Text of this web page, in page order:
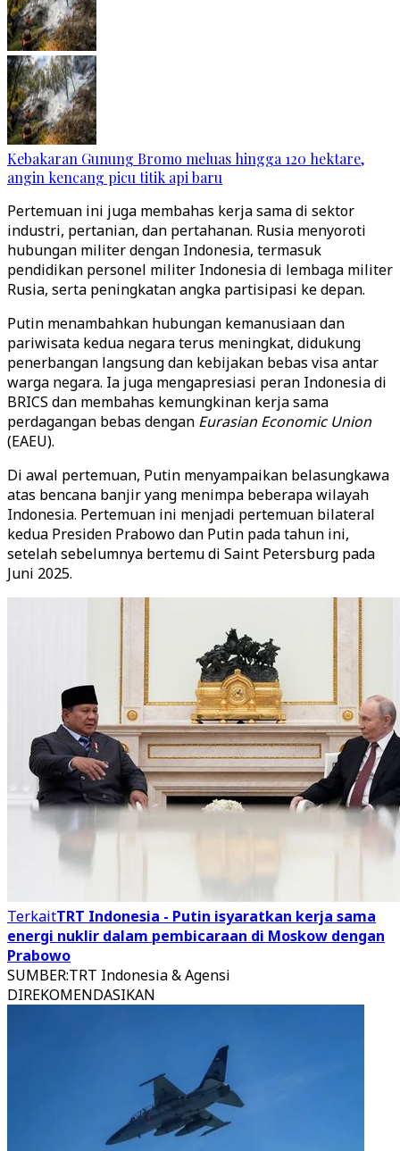
Kebakaran Gunung Bromo meluas hingga 120 hektare,
angin kencang picu titik api baru
Pertemuan ini juga membahas kerja sama di sektor
industri, pertanian, dan pertahanan. Rusia menyoroti
hubungan militer dengan Indonesia, termasuk
pendidikan personel militer Indonesia di lembaga militer
Rusia, serta peningkatan angka partisipasi ke depan.
Putin menambahkan hubungan kemanusiaan dan
pariwisata kedua negara terus meningkat, didukung
penerbangan langsung dan kebijakan bebas visa antar
warga negara. Ia juga mengapresiasi peran Indonesia di
BRICS dan membahas kemungkinan kerja sama
perdagangan bebas dengan Eurasian Economic Union
(EAEU).
Di awal pertemuan, Putin menyampaikan belasungkawa
atas bencana banjir yang menimpa beberapa wilayah
Indonesia. Pertemuan ini menjadi pertemuan bilateral
kedua Presiden Prabowo dan Putin pada tahun ini,
setelah sebelumnya bertemu di Saint Petersburg pada
Juni 2025.
TerkaitTRT Indonesia - Putin isyaratkan kerja sama
energi nuklir dalam pembicaraan di Moskow dengan
Prabowo
SUMBER:TRT Indonesia & Agensi
DIREKOMENDASIKAN